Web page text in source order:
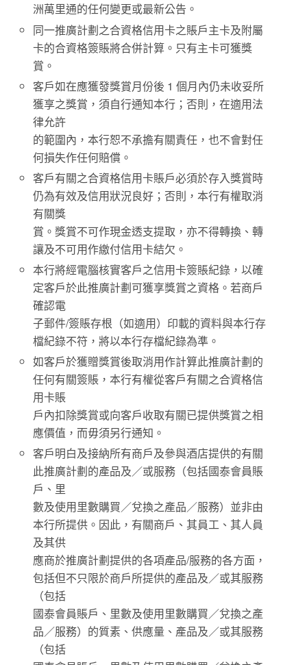
洲萬里通的任何變更或最新公告。
同一推廣計劃之合資格信用卡之賬戶主卡及附屬
卡的合資格簽賬將合併計算。只有主卡可獲獎
賞。
客戶如在應獲發獎賞月份後 1 個月內仍未收妥所
獲享之獎賞，須自行通知本行；否則，在適用法
律允許
的範圍內，本行恕不承擔有關責任，也不會對任
何損失作任何賠償。
客戶有關之合資格信用卡賬戶必須於存入獎賞時
仍為有效及信用狀況良好；否則，本行有權取消
有關獎
賞。獎賞不可作現金透支提取，亦不得轉換、轉
讓及不可用作繳付信用卡結欠。
本行將經電腦核實客戶之信用卡簽賬紀錄，以確
定客戶於此推廣計劃可獲享獎賞之資格。若商戶
確認電
子郵件/簽賬存根（如適用）印載的資料與本行存
檔紀錄不符，將以本行存檔紀錄為準。
如客戶於獲贈獎賞後取消用作計算此推廣計劃的
任何有關簽賬，本行有權從客戶有關之合資格信
用卡賬
戶內扣除獎賞或向客戶收取有關已提供獎賞之相
應價值，而毋須另行通知。
客戶明白及接納所有商戶及參與酒店提供的有關
此推廣計劃的產品及／或服務（包括國泰會員賬
戶、里
數及使用里數購買／兌換之產品／服務）並非由
本行所提供。因此，有關商戶、其員工、其人員
及其供
應商於推廣計劃提供的各項產品/服務的各方面，
包括但不只限於商戶所提供的產品及／或其服務
（包括
國泰會員賬戶、里數及使用里數購買／兌換之產
品／服務）的質素、供應量、產品及／或其服務
（包括